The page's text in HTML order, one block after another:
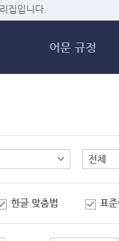
집입니다.
어문 규정
한글 맞춤법 표